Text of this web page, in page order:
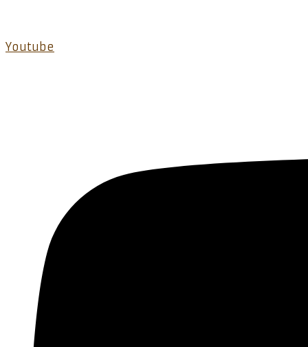
Youtube